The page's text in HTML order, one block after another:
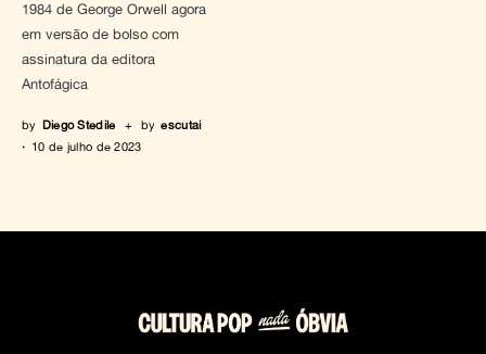
1984 de George Orwell agora
em versão de bolso com
assinatura da editora
Antofágica
by Diego Stedile + by escutai
10 de julho de 2023